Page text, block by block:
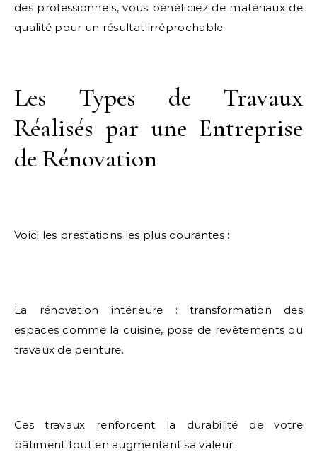
des professionnels, vous bénéficiez de matériaux de
qualité pour un résultat irréprochable.
Les Types de Travaux
Réalisés par une Entreprise
de Rénovation
Voici les prestations les plus courantes :
La rénovation intérieure : transformation des
espaces comme la cuisine, pose de revêtements ou
travaux de peinture.
Ces travaux renforcent la durabilité de votre
bâtiment tout en augmentant sa valeur.